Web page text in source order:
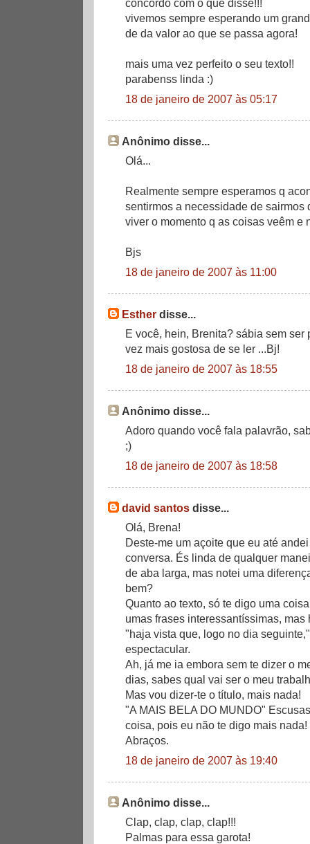
concordo com o que disse!!!
vivemos sempre esperando um
de da valor ao que se passa agora!
mais uma vez perfeito o seu texto!!
parabenss linda :)
18 de janeiro de 2007 às 05:17
Anônimo disse...
Olá...
Realmente sempre esperamos q
sentirmos a necessidade de sairmos
viver o momento q as coisas veêm e
Bjs
18 de janeiro de 2007 às 11:00
Esther disse...
E você, hein, Brenita? sábia sem
vez mais gostosa de se ler ...Bj!
18 de janeiro de 2007 às 18:55
Anônimo disse...
Adoro quando você fala palavrão,
;)
18 de janeiro de 2007 às 18:58
david santos disse...
Olá, Brena!
Deste-me um açoite que eu até
conversa. És linda de qualquer
de aba larga, mas notei uma
bem?
Quanto ao texto, só te digo uma
umas frases interessantíssimas,
"haja vista que, logo no dia
espectacular.
Ah, já me ia embora sem te dizer o
dias, sabes qual vai ser o meu
Mas vou dizer-te o título, mais nada!
"A MAIS BELA DO MUNDO"
coisa, pois eu não te digo mais
Abraços.
18 de janeiro de 2007 às 19:40
Anônimo disse...
Clap, clap, clap, clap!!!
Palmas para essa garota!